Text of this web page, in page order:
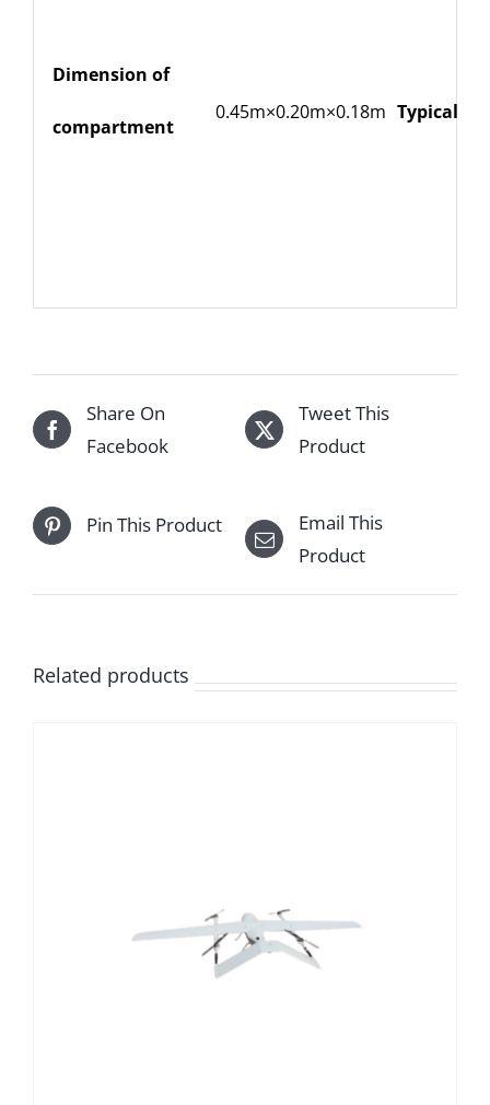
Dimension of
compartment
0.45m×0.20m×0.18m Typical
Share On
Facebook
Tweet This
Product
Pin This Product
Email This
Product
Related products